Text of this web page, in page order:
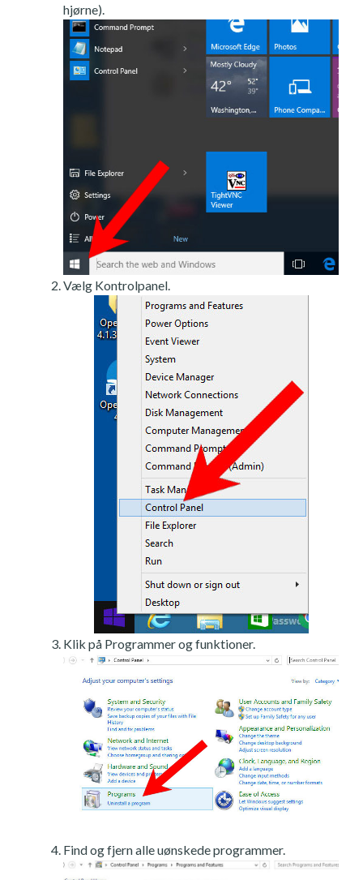
hjørne).
Vælg Kontrolpanel.
Klik på Programmer og funktioner.
Find og fjern alle uønskede programmer.